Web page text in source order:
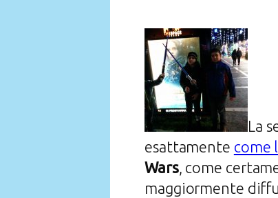
La
esattamente come
Wars, come
maggiormente